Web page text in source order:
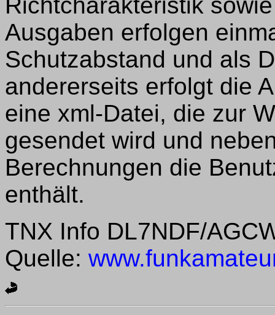
Ausgaben erfolgen
Schutzabstand und als
andererseits erfolgt die
eine xml-Datei, die zur
gesendet wird und
Berechnungen die
enthält.
TNX Info DL7NDF/
Quelle: